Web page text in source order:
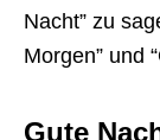
Nacht” zu
Morgen” und
Gute